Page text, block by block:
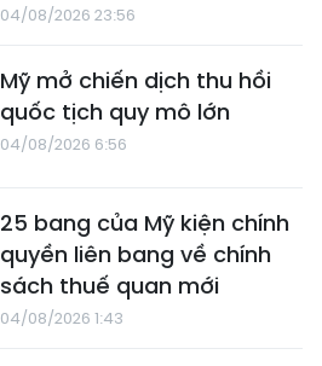
04/08/2026 23:56
Mỹ mở chiến dịch thu hồi
quốc tịch quy mô lớn
04/08/2026 6:56
25 bang của Mỹ kiện chính
quyền liên bang về chính
sách thuế quan mới
04/08/2026 1:43